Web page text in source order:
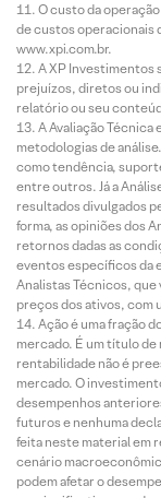
O custo da
de custos operacionais
www.xpi.com.br.
A XP Investimentos
prejuízos, diretos ou
relatório ou seu
A Avaliação Técnica
metodologias de
como tendência,
entre outros. Já a
resultados divulgados
forma, as opiniões dos
retornos dadas as
eventos específicos da
Analistas Técnicos,
preços dos ativos, com
Ação é uma fração
mercado. É um título de
rentabilidade não é
mercado. O
desempenhos
futuros e nenhuma
feita neste material em
cenário
podem afetar o